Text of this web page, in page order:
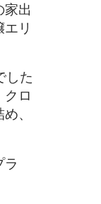
出
リ
した
ロ
、